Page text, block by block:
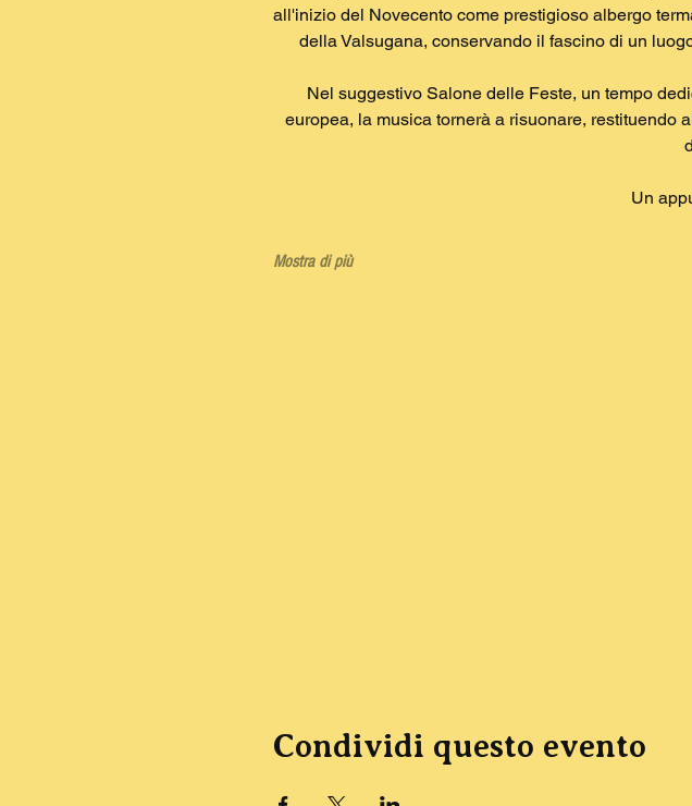
all'inizio del Novecento come prestigioso albergo
della Valsugana, conservando il fascino di un
Nel suggestivo Salone delle Feste, un tempo
europea, la musica tornerà a risuonare, restituendo
Un
Mostra di più
Condividi questo evento